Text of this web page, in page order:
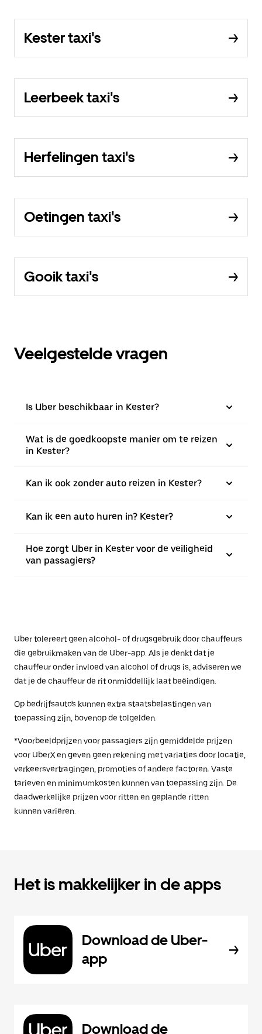
Kester taxi's
Leerbeek taxi's
Herfelingen taxi's
Oetingen taxi's
Gooik taxi's
Veelgestelde vragen
Is Uber beschikbaar in Kester?
Wat is de goedkoopste manier om te reizen
in Kester?
Kan ik ook zonder auto reizen in Kester?
Kan ik een auto huren in? Kester?
Hoe zorgt Uber in Kester voor de veiligheid
van passagiers?
Uber tolereert geen alcohol- of drugsgebruik door chauffeurs
die gebruikmaken van de Uber-app. Als je denkt dat je
chauffeur onder invloed van alcohol of drugs is, adviseren we
dat je de chauffeur de rit onmiddellijk laat beëindigen.
Op bedrijfsauto's kunnen extra staatsbelastingen van
toepassing zijn, bovenop de tolgelden.
*Voorbeeldprijzen voor passagiers zijn gemiddelde prijzen
voor UberX en geven geen rekening met variaties door locatie,
verkeersvertragingen, promoties of andere factoren. Vaste
tarieven en minimumkosten kunnen van toepassing zijn. De
daadwerkelijke prijzen voor ritten en geplande ritten
kunnen variëren.
Het is makkelijker in de apps
Download de Uber-
app
Download de